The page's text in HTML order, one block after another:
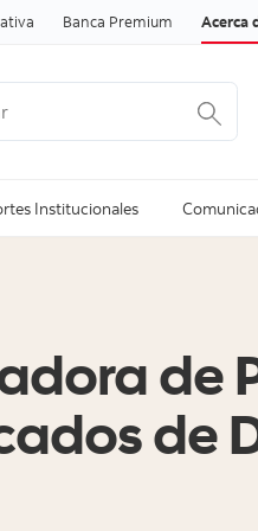
Skip
Banca Premium Acerca
Institucionales
de
de